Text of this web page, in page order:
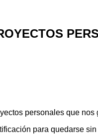
personales que
para quedarse